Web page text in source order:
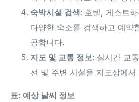
숙박시설 검색: 호텔, 게스트
다양한 숙소를 검색하고 예약
공합니다.
지도 및 교통 정보: 실시간 교
선 및 주변 시설을 지도상에
표: 예상 날씨 정보